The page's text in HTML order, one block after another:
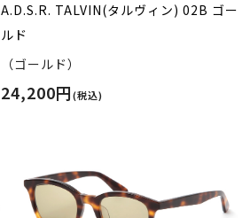
A.D.S.R. TALVIN(タルヴィン) 02B ゴー
ルド
（ゴールド）
24,200円(税込)